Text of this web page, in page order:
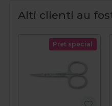
Alti clienti au
Pret special